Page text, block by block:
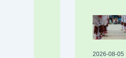
2026-08-05